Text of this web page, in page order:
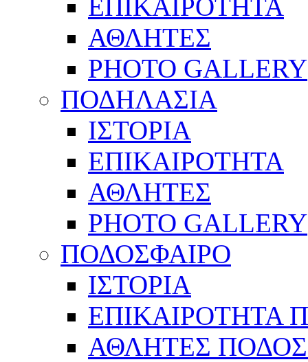
ΕΠΙΚΑΙΡΟΤΗΤΑ
ΑΘΛΗΤΕΣ
PHOTO GALLERY
ΠΟΔΗΛΑΣΙΑ
ΙΣΤΟΡΙΑ
ΕΠΙΚΑΙΡΟΤΗΤΑ
ΑΘΛΗΤΕΣ
PHOTO GALLERY
ΠΟΔΟΣΦΑΙΡΟ
ΙΣΤΟΡΙΑ
ΕΠΙΚΑΙΡΟΤΗΤΑ
ΑΘΛΗΤΕΣ